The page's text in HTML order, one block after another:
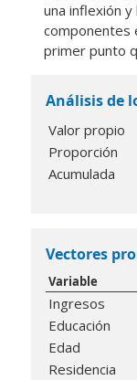
una inflexión
componentes
primer punto
Análisis de
Valor propio
Proporción
Acumulada
Vectores
Variable
Ingresos
Educación
Edad
Residencia